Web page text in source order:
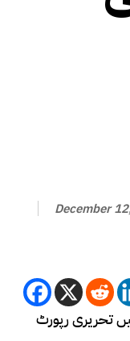
December
تحریری رپورٹ